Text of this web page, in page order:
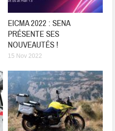
EICMA 2022 : SENA
PRÉSENTE SES
NOUVEAUTÉS !
15 Nov 2022